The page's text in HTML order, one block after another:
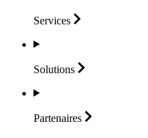
Services
Solutions
Partenaires